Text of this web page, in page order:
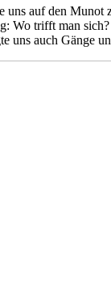
uns auf den
Wo trifft man
uns auch Gänge